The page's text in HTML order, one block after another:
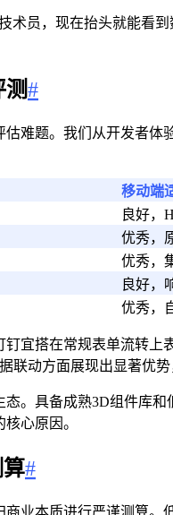
员，现在抬头就能看
#
难题。我们从开发者
移动端
良好，
优秀，
优秀，
良好，
优秀，
宜搭在常规表单流转
动方面展现出显著优势
。具备成熟3D组件库
心原因。
#
业本质进行严谨测算